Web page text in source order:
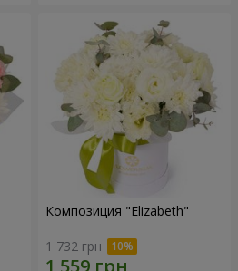
Композиция "Elizabeth"
1 732 грн